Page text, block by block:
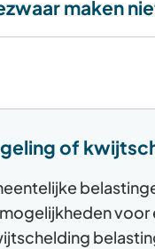
maken
of